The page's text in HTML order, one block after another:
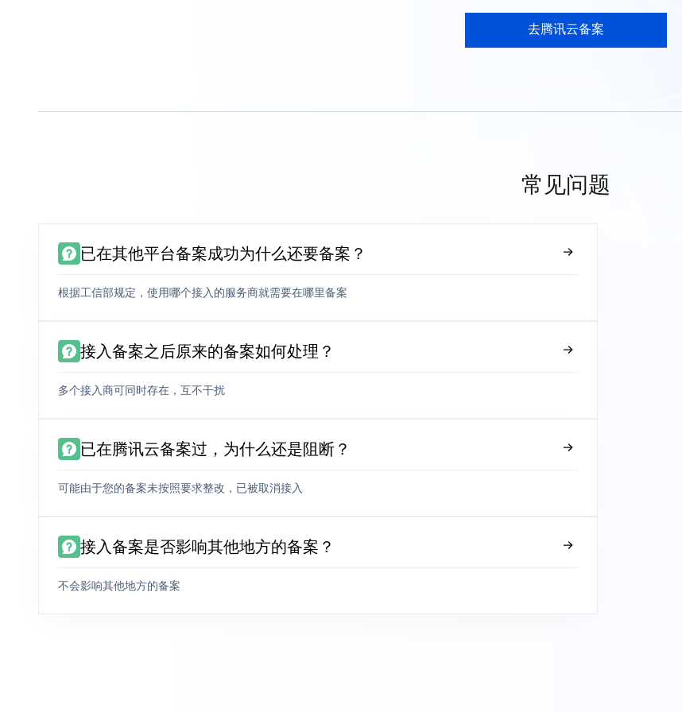
去腾讯云备案
常见问题
已在其他平台备案成功为什么还要备案？
根据工信部规定，使用哪个接入的服务商就需要在哪里备案
接入备案之后原来的备案如何处理？
多个接入商可同时存在，互不干扰
已在腾讯云备案过，为什么还是阻断？
可能由于您的备案未按照要求整改，已被取消接入
接入备案是否影响其他地方的备案？
不会影响其他地方的备案